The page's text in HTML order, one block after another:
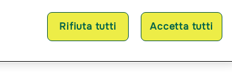
Assicurazioni Prato
Rifiuta tutti Accetta tutti